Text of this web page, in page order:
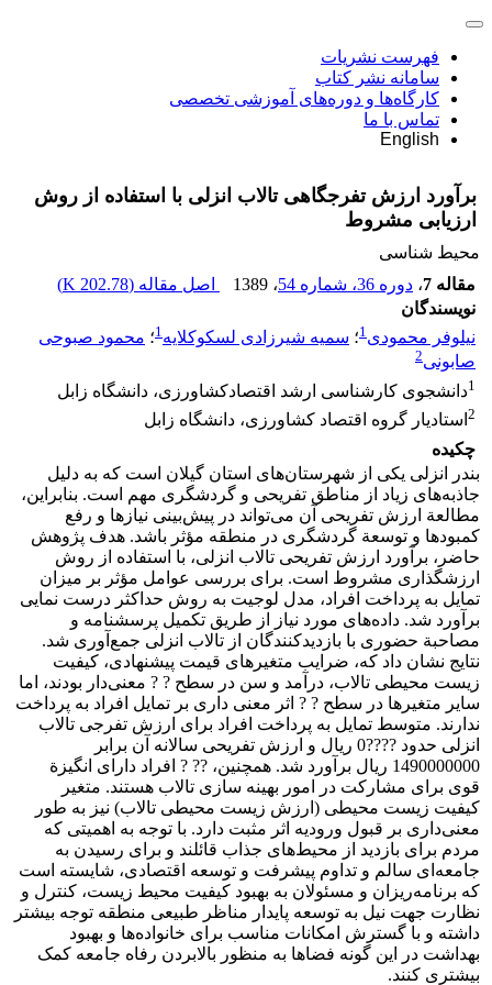
فهرست نشریات
سامانه نشر کتاب
کارگاه‌ها و دوره‌های آموزشی تخصصی
تماس با ما
English
برآورد ارزش تفرجگاهی تالاب انزلی با استفاده از روش
ارزیابی مشروط
محیط شناسی
مقاله 7
، دوره 36، شماره 54 ، 1389 اصل مقاله (202.78 K
)
نویسندگان
نیلوفر محمودی1؛ سمیه شیرزادی لسکوکلایه1؛ محمود صبوحی
صابونی2
1دانشجوی کارشناسی ارشد اقتصادکشاورزی، دانشگاه زابل
2 استادیار گروه اقتصاد کشاورزی، دانشگاه زابل
چکیده
بندر انزلی یکی از شهرستان‌های استان گیلان است که به دلیل
جاذبه‌های زیاد از مناطق تفریحی و گردشگری مهم است. بنابراین،
مطالعة ارزش تفریحی آن می‌تواند در پیش‌بینی نیازها و رفع
کمبودها و توسعة گردشگری در منطقه مؤثر باشد. هدف پژوهش
حاضر، برآورد ارزش تفریحی تالاب انزلی، با استفاده از روش
ارزشگذاری مشروط است. برای بررسی عوامل مؤثر بر میزان
تمایل به پرداخت افراد، مدل لوجیت به روش حداکثر درست نمایی
برآورد شد. داده‌های مورد نیاز از طریق تکمیل پرسشنامه و
مصاحبة حضوری با بازدیدکنندگان از تالاب انزلی جمع‌آوری شد.
نتایج نشان داد که، ضرایب متغیرهای قیمت پیشنهادی، کیفیت
زیست محیطی تالاب، درآمد و سن در سطح ? ? معنی‌دار بودند، اما
سایر متغیر‌ها در سطح ? ? اثر معنی داری بر تمایل افراد به پرداخت
ندارند. متوسط تمایل به پرداخت افراد برای ارزش تفرجی تالاب
انزلی حدود ????0 ریال و ارزش تفریحی سالانه آن برابر
1490000000 ریال برآورد شد. همچنین، ?? ? افراد دارای انگیزة
قوی برای مشارکت در امور بهینه سازی تالاب هستند. متغیر
کیفیت زیست محیطی (ارزش زیست محیطی تالاب) نیز به طور
معنی‌داری بر قبول ورودیه اثر مثبت دارد. با توجه به اهمیتی که
مردم برای بازدید از محیط‌های جذاب قائلند و برای رسیدن به
جامعه‌ای سالم و تداوم پیشرفت و توسعه اقتصادی، شایسته است
که برنامه‌ریزان و مسئولان به بهبود کیفیت محیط زیست، کنترل و
نظارت جهت نیل به توسعه پایدار مناظر طبیعی منطقه توجه بیشتر
داشته و با گسترش امکانات مناسب برای خانواده‌ها و بهبود
بهداشت در این گونه فضاها به منظور بالابردن رفاه جامعه کمک
بیشتری کنند.